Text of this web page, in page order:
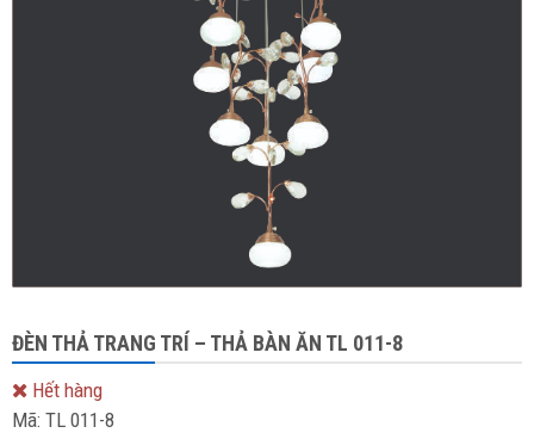
ĐÈN THẢ TRANG TRÍ – THẢ BÀN ĂN TL 011-8
Hết hàng
Mã: TL 011-8